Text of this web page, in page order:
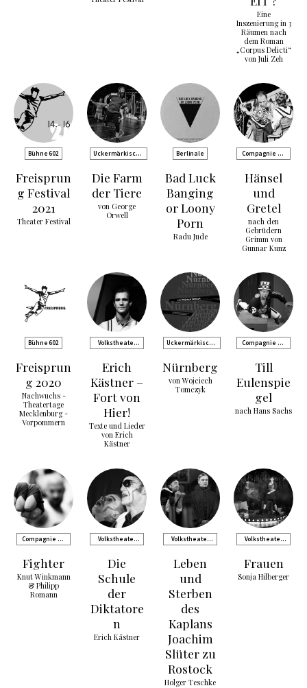
Eine
Inszenierung in 3
Räumen nach
dem Roman
„Corpus Delicti“
von Juli Zeh
Bühne 602
Freisprun
g Festival
2021
Theater Festival
Uckermärkische
Die Farm
der Tiere
von George
Orwell
Berlinale
Bad Luck
Banging
or Loony
Porn
Radu Jude
Compagnie de
Hänsel
und
Gretel
nach den
Gebrüdern
Grimm von
Gunnar Kunz
Bühne 602
Freisprun
g 2020
Nachwuchs -
Theatertage
Mecklenburg -
Vorpommern
Volkstheater
Erich
Kästner –
Fort von
Hier!
Texte und Lieder
von Erich
Kästner
Uckermärkische
Nürnberg
von Wojciech
Tomczyk
Compagnie de
Till
Eulenspie
gel
nach Hans Sachs
Compagnie de
Fighter
Knut Winkmann
& Philipp
Romann
Volkstheater
Die
Schule
der
Diktatore
n
Erich Kästner
Volkstheater
Leben
und
Sterben
des
Kaplans
Joachim
Slüter zu
Rostock
Holger Teschke
Volkstheater
Frauen
Sonja Hilberger